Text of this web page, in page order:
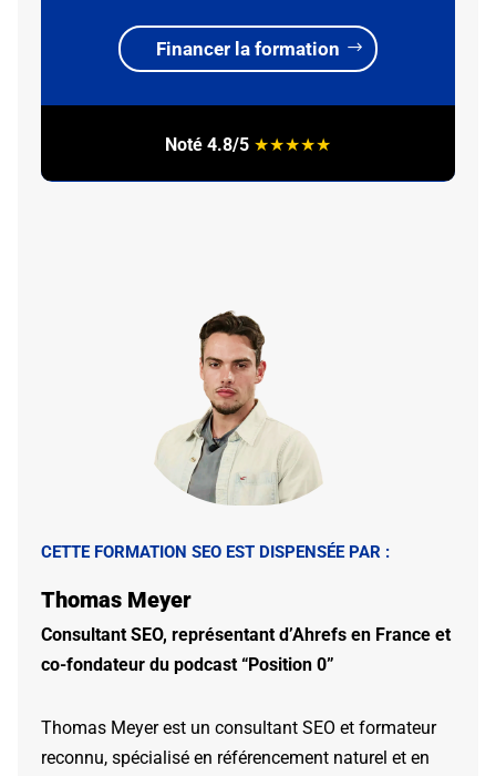
Financer la formation
Noté 4.8/5 ★★★★★
CETTE FORMATION SEO EST DISPENSÉE PAR :
Thomas Meyer
Consultant SEO, représentant d’Ahrefs en France et
co-fondateur du podcast “Position 0”
Thomas Meyer est un consultant SEO et formateur
reconnu, spécialisé en référencement naturel et en